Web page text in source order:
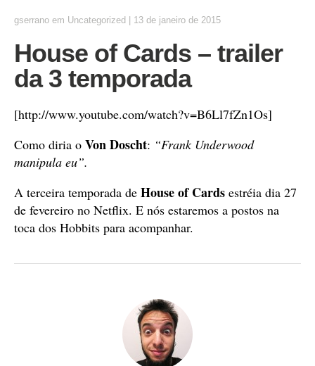
gserrano em Uncategorized 13 de janeiro de 2015
House of Cards – trailer
da 3 temporada
[http://www.youtube.com/watch?v=B6Ll7fZn1Os]
Como diria o Von Doscht: “Frank Underwood
manipula eu”.
A terceira temporada de House of Cards estréia dia 27
de fevereiro no Netflix. E nós estaremos a postos na
toca dos Hobbits para acompanhar.